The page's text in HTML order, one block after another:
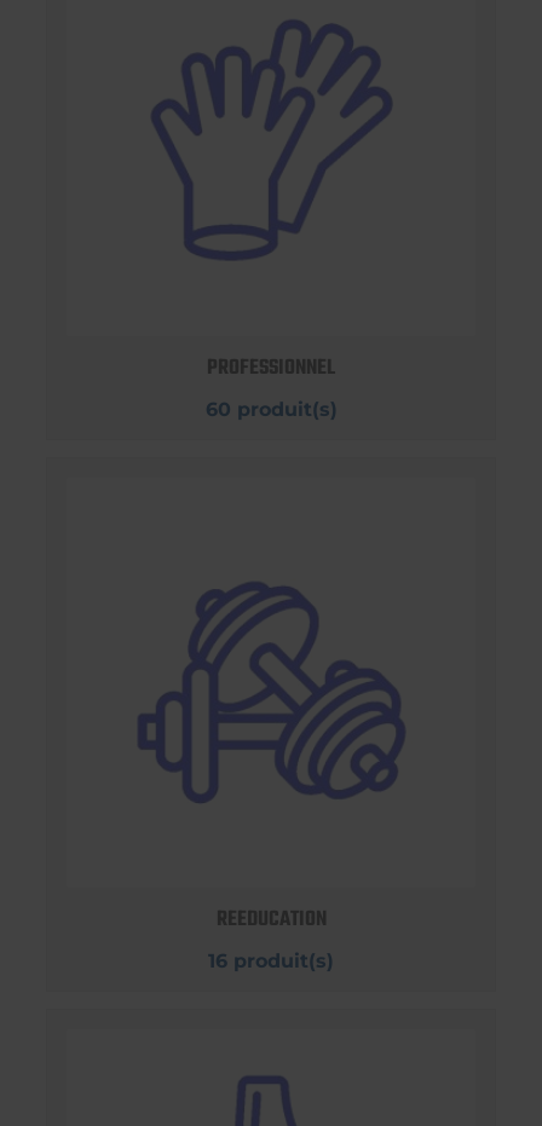
PROFESSIONNEL
60 produit(s)
REEDUCATION
16 produit(s)